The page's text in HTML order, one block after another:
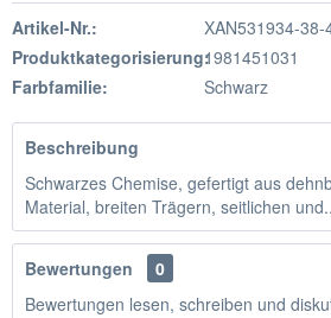
Artikel-Nr.:
XAN531934-38-
Produktkategorisierung:1981451031
Farbfamilie:
Schwarz
Beschreibung
Schwarzes Chemise, gefertigt aus
Material, breiten Trägern, seitlichen
Bewertungen
0
Bewertungen lesen, schreiben und